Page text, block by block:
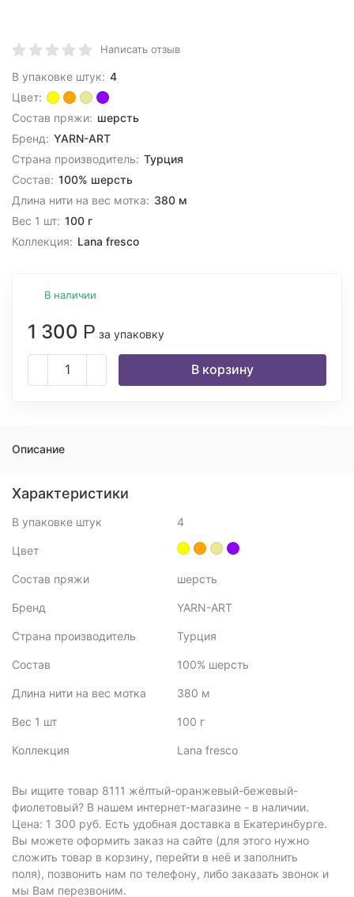
Написать отзыв
В упаковке штук: 4
Цвет:
Состав пряжи: шерсть
Бренд: YARN-ART
Страна производитель: Турция
Состав: 100% шерсть
Длина нити на вес мотка: 380 м
Вес 1 шт: 100 г
Коллекция: Lana fresco
В наличии
1 300 Р за упаковку
В корзину
Описание
Характеристики
В упаковке штук 4
Цвет
Состав пряжи шерсть
Бренд YARN-ART
Страна производитель Турция
Состав 100% шерсть
Длина нити на вес мотка 380 м
Вес 1 шт 100 г
Коллекция Lana fresco
Вы ищите товар 8111 жёлтый-оранжевый-бежевый-
фиолетовый? В нашем интернет-магазине - в наличии.
Цена: 1 300 руб. Есть удобная доставка в Екатеринбурге.
Вы можете оформить заказ на сайте (для этого нужно
сложить товар в корзину, перейти в неё и заполнить
поля), позвонить нам по телефону, либо заказать звонок и
мы Вам перезвоним.